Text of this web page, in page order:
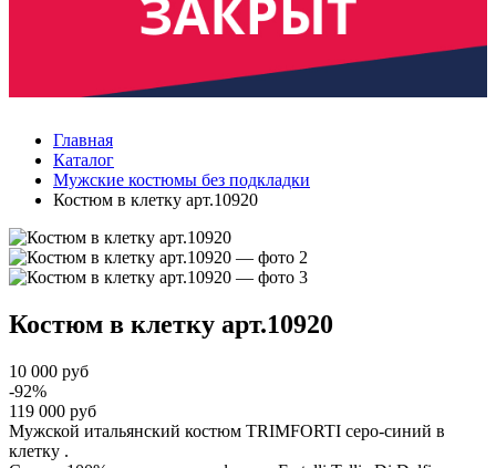
Главная
Каталог
Мужские костюмы без подкладки
Костюм в клетку арт.10920
Костюм в клетку арт.10920
10 000 руб
-92%
119 000 руб
Мужской итальянский костюм TRIMFORTI серо-синий в
клетку .